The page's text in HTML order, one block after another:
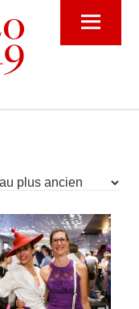
Menu